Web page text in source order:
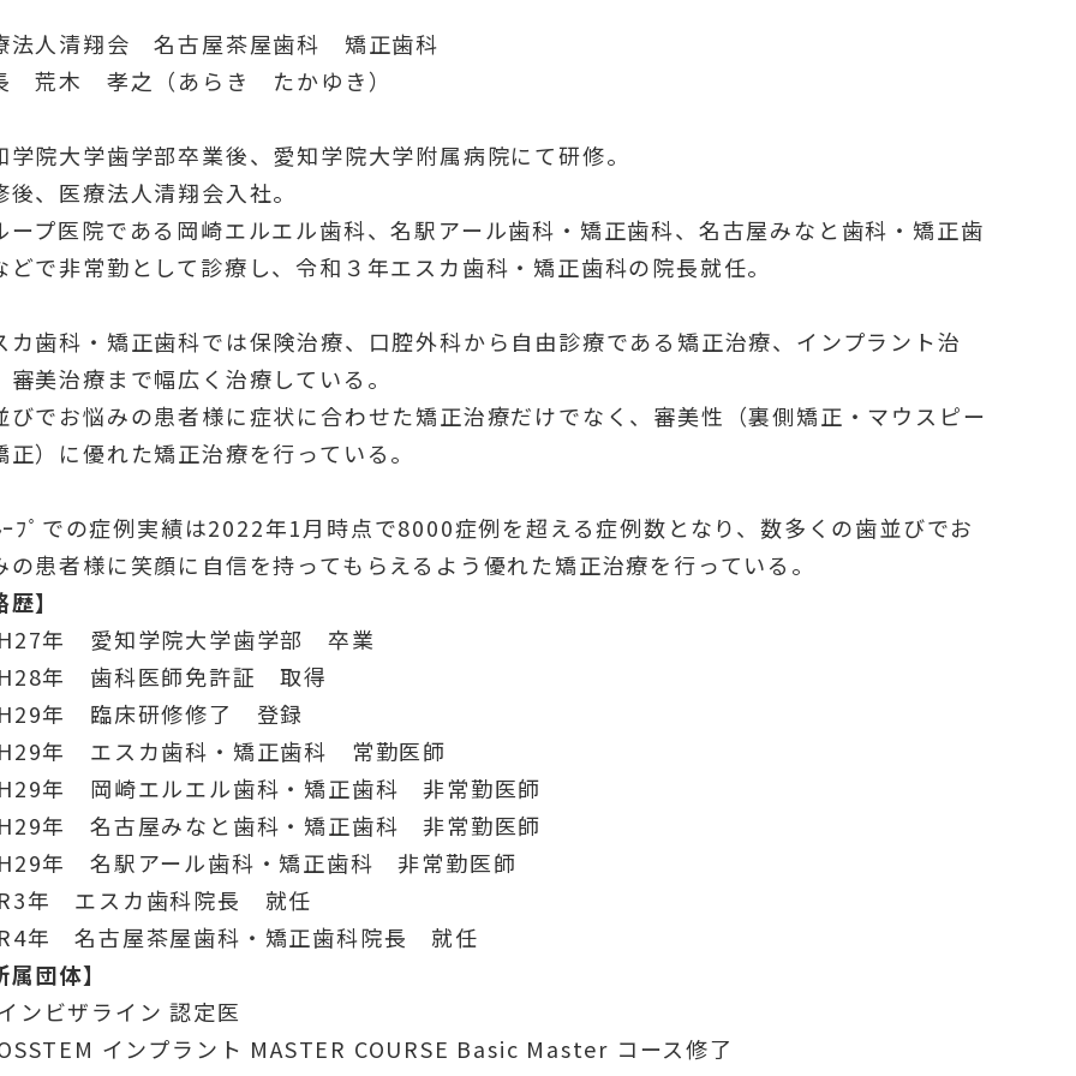
法人清翔会 名古屋茶屋歯科 矯正歯科
荒木 孝之（あらき たかゆき）
学院大学歯学部卒業後、愛知学院大学附属病院にて研修。
後、医療法人清翔会入社。
ープ医院である岡崎エルエル歯科、名駅アール歯科・矯正歯科、名古屋みなと歯科・矯正歯
どで非常勤として診療し、令和３年エスカ歯科・矯正歯科の院長就任。
カ歯科・矯正歯科では保険治療、口腔外科から自由診療である矯正治療、インプラント治
審美治療まで幅広く治療している。
びでお悩みの患者様に症状に合わせた矯正治療だけでなく、審美性（裏側矯正・マウスピー
正）に優れた矯正治療を行っている。
ﾌﾟでの症例実績は2022年1月時点で8000症例を超える症例数となり、数多くの歯並びでお
の患者様に笑顔に自信を持ってもらえるよう優れた矯正治療を行っている。
歴】
H27年 愛知学院大学歯学部 卒業
H28年 歯科医師免許証 取得
H29年 臨床研修修了 登録
H29年 エスカ歯科・矯正歯科 常勤医師
H29年 岡崎エルエル歯科・矯正歯科 非常勤医師
H29年 名古屋みなと歯科・矯正歯科 非常勤医師
H29年 名駅アール歯科・矯正歯科 非常勤医師
R3年 エスカ歯科院長 就任
R4年 名古屋茶屋歯科・矯正歯科院長 就任
属団体】
ンビザライン 認定医
インプラント MASTER COURSE Basic Master コース修了